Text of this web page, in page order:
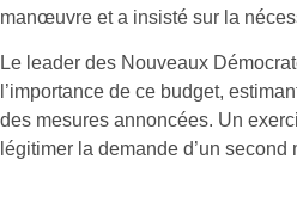
manœuvre et a insisté sur la
Le leader des Nouveaux
l’importance de ce budget,
des mesures annoncées. Un
légitimer la demande d’un second